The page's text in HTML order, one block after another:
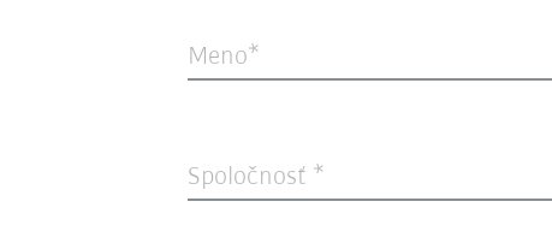
Meno
Spoločnosť